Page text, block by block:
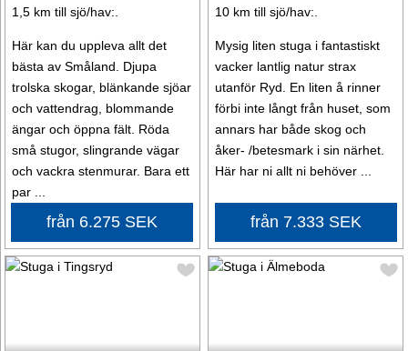
1,5 km till sjö/hav:.
Här kan du uppleva allt det
bästa av Småland. Djupa
trolska skogar, blänkande sjöar
och vattendrag, blommande
ängar och öppna fält. Röda
små stugor, slingrande vägar
och vackra stenmurar. Bara ett
par ...
från 6.275 SEK
10 km till sjö/hav:.
Mysig liten stuga i fantastiskt
vacker lantlig natur strax
utanför Ryd. En liten å rinner
förbi inte långt från huset, som
annars har både skog och
åker- /betesmark i sin närhet.
Här har ni allt ni behöver ...
från 7.333 SEK